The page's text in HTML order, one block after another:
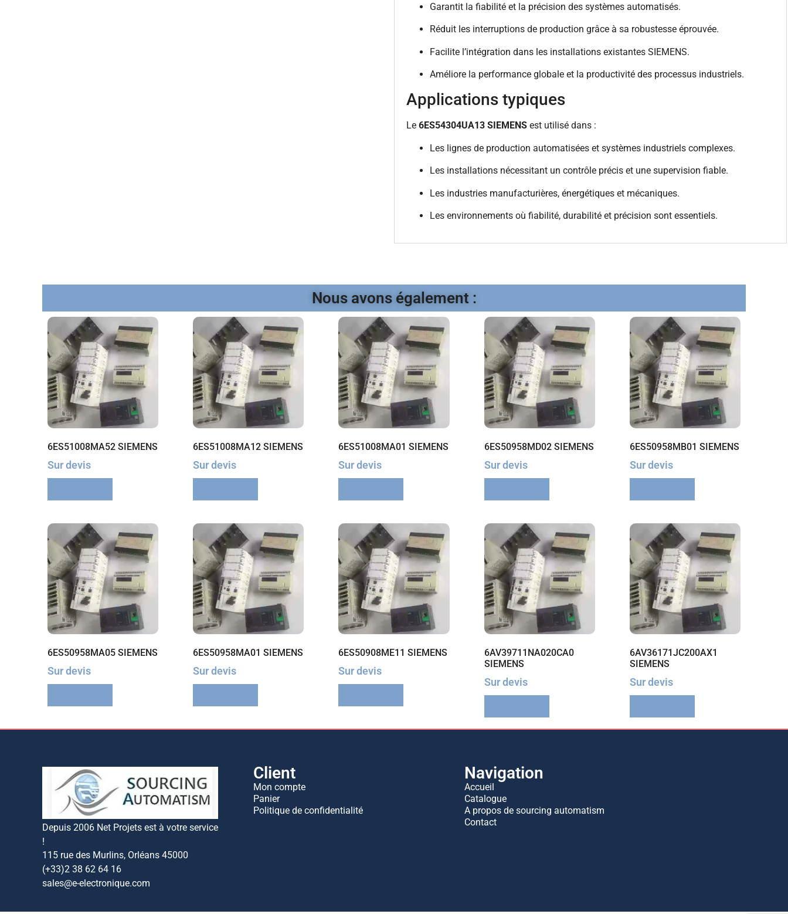
Garantit la fiabilité et la précision des systèmes automatisés.
Réduit les interruptions de production grâce à sa robustesse éprouvée.
Facilite l’intégration dans les installations existantes SIEMENS.
Améliore la performance globale et la productivité des processus industriels.
Applications typiques
Le 6ES54304UA13 SIEMENS est utilisé dans :
Les lignes de production automatisées et systèmes industriels complexes.
Les installations nécessitant un contrôle précis et une supervision fiable.
Les industries manufacturières, énergétiques et mécaniques.
Les environnements où fiabilité, durabilité et précision sont essentiels.
Nous avons également :
6ES51008MA52 SIEMENS
Sur devis
6ES51008MA12 SIEMENS
Sur devis
6ES51008MA01 SIEMENS
Sur devis
6ES50958MD02 SIEMENS
Sur devis
6ES50958MB01 SIEMENS
Sur devis
6ES50958MA05 SIEMENS
Sur devis
6ES50958MA01 SIEMENS
Sur devis
6ES50908ME11 SIEMENS
Sur devis
6AV39711NA020CA0
SIEMENS
Sur devis
6AV36171JC200AX1
SIEMENS
Sur devis
Depuis 2006 Net Projets est à votre service
!
115 rue des Murlins, Orléans 45000
(+33)2 38 62 64 16
sales@e-electronique.com
Client
Mon compte
Panier
Politique de confidentialité
Navigation
Accueil
Catalogue
A propos de sourcing automatism
Contact